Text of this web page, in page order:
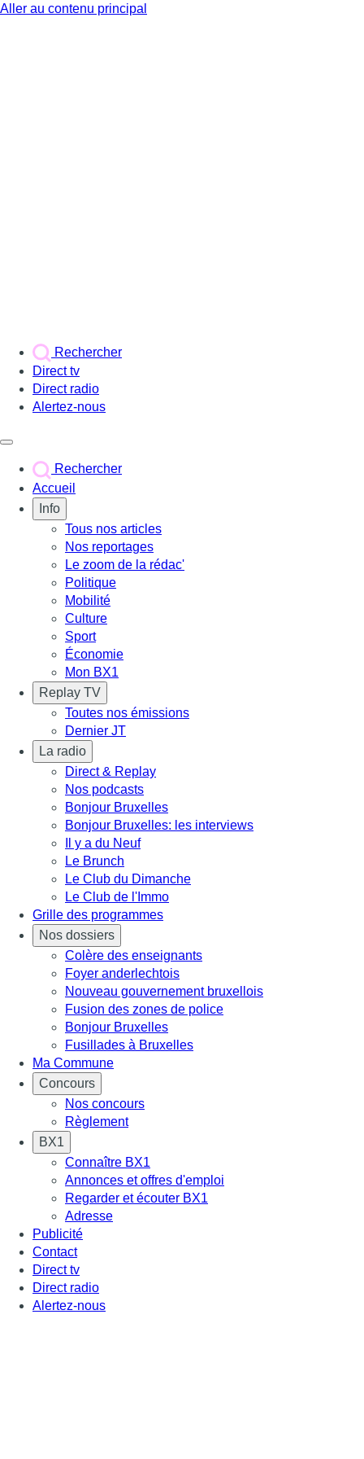
Aller au contenu principal
Rechercher
Direct tv
Direct radio
Alertez-nous
Rechercher
Accueil
Info
Tous nos articles
Nos reportages
Le zoom de la rédac'
Politique
Mobilité
Culture
Sport
Économie
Mon BX1
Replay TV
Toutes nos émissions
Dernier JT
La radio
Direct & Replay
Nos podcasts
Bonjour Bruxelles
Bonjour Bruxelles: les interviews
Il y a du Neuf
Le Brunch
Le Club du Dimanche
Le Club de l'Immo
Grille des programmes
Nos dossiers
Colère des enseignants
Foyer anderlechtois
Nouveau gouvernement bruxellois
Fusion des zones de police
Bonjour Bruxelles
Fusillades à Bruxelles
Ma Commune
Concours
Nos concours
Règlement
BX1
Connaître BX1
Annonces et offres d'emploi
Regarder et écouter BX1
Adresse
Publicité
Contact
Direct tv
Direct radio
Alertez-nous